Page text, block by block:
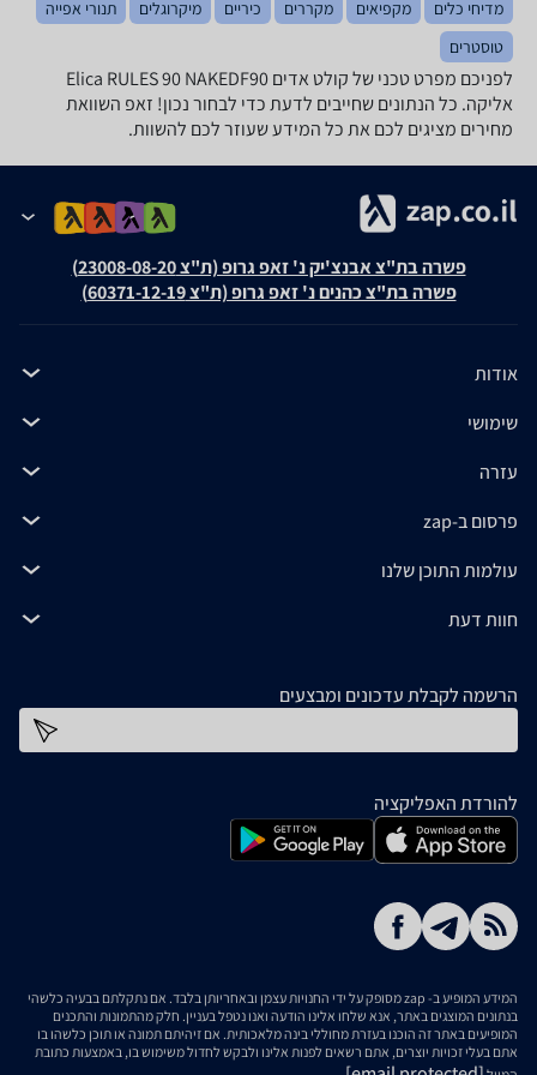
מדיחי כלים מקפיאים מקררים כיריים מיקרוגלים
תנורי אפייה
טוסטרים
לפניכם מפרט טכני של קולט אדים Elica RULES 90 NAKEDF90
אליקה. כל הנתונים שחייבים לדעת כדי לבחור נכון! זאפ השוואת
מחירים מציגים לכם את כל המידע שעוזר לכם להשוות.
פשרה בת"צ אבנצ'יק נ' זאפ גרופ (ת"צ 23008-08-20)
פשרה בת"צ כהנים נ' זאפ גרופ (ת"צ 60371-12-19)
אודות
שימושי
עזרה
פרסום ב-zap
עולמות התוכן שלנו
חוות דעת
הרשמה לקבלת עדכונים ומבצעים
להורדת האפליקציה
המידע המופיע ב- zap מסופק על ידי החנויות עצמן ובאחריותן בלבד. אם נתקלתם בבעיה כלשהי
בנתונים המוצגים באתר, אנא שלחו אלינו הודעה ואנו נטפל בעניין. חלק מהתמונות והתכנים
המופיעים באתר זה הוכנו בעזרת מחוללי בינה מלאכותית. אם זיהיתם תמונה או תוכן כלשהו בו
אתם בעלי זכויות יוצרים, אתם רשאים לפנות אלינו ולבקש לחדול משימוש בו, באמצעות כתובת